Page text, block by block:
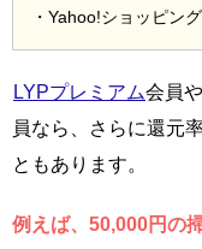
・Yahoo!ショッピン
LYPプレミアム会員や
員なら、さらに還元
ともあります。
例えば、50,000円の